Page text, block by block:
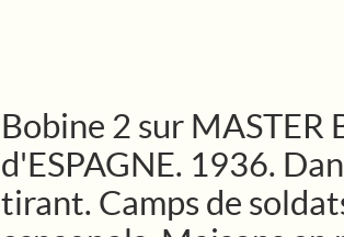
Bobine 2 sur MASTER
d'ESPAGNE. 1936.
tirant. Camps de